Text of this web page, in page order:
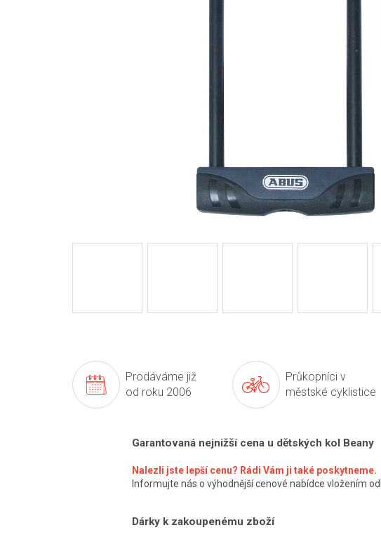
Prodáváme již
od roku 2006
Průkopníci v
městské cyklistice
Garantovaná nejnižší cena u dětských kol Beany
Nalezli jste lepší cenu? Rádi Vám ji také poskytneme.
Informujte nás o výhodnější cenové nabídce vložením
Dárky k zakoupenému zboží